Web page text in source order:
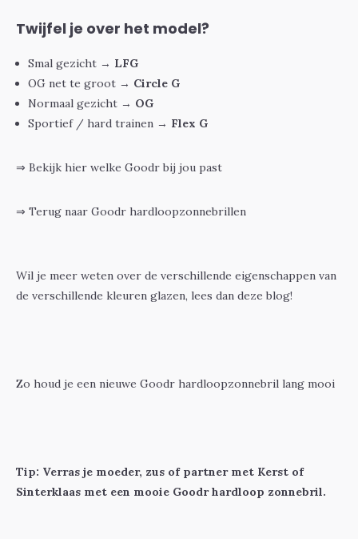
Twijfel je over het model?
Smal gezicht → LFG
OG net te groot → Circle G
Normaal gezicht → OG
Sportief / hard trainen → Flex G
⇒ Bekijk hier welke Goodr bij jou past
⇒ Terug naar Goodr hardloopzonnebrillen
Wil je meer weten over de verschillende eigenschappen van
de verschillende kleuren glazen, lees dan deze blog!
Zo houd je een nieuwe Goodr hardloopzonnebril lang mooi
Tip: Verras je moeder, zus of partner met Kerst of
Sinterklaas met een mooie Goodr hardloop zonnebril.